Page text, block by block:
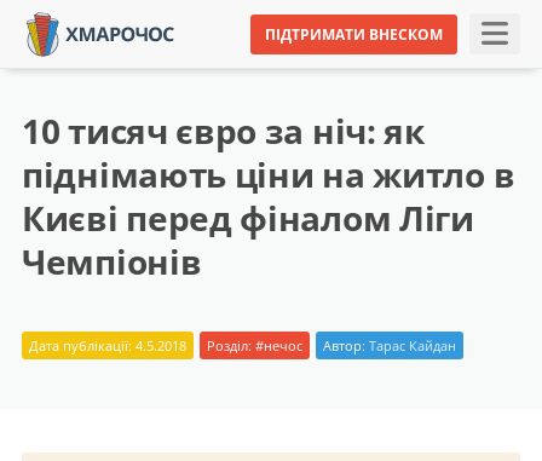
ПІДТРИМАТИ ВНЕСКОМ
10 тисяч євро за ніч: як
піднімають ціни на житло в
Києві перед фіналом Ліги
Чемпіонів
Дата публікації: 4.5.2018 Розділ: #нечос Автор: Тарас Кайдан